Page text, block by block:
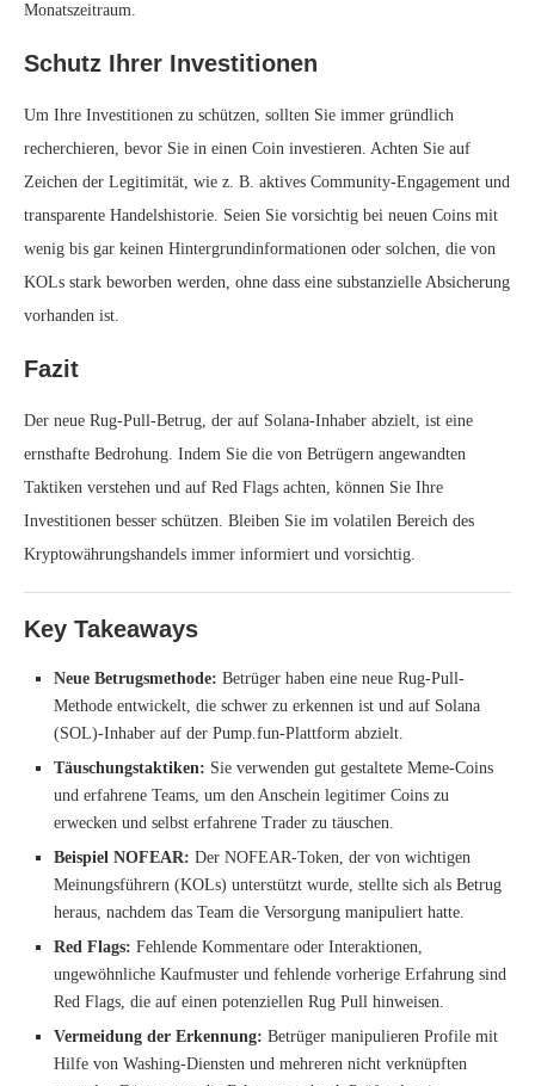
Monatszeitraum.
Schutz Ihrer Investitionen
Um Ihre Investitionen zu schützen, sollten Sie immer gründlich
recherchieren, bevor Sie in einen Coin investieren. Achten Sie auf
Zeichen der Legitimität, wie z. B. aktives Community-Engagement und
transparente Handelshistorie. Seien Sie vorsichtig bei neuen Coins mit
wenig bis gar keinen Hintergrundinformationen oder solchen, die von
KOLs stark beworben werden, ohne dass eine substanzielle Absicherung
vorhanden ist.
Fazit
Der neue Rug-Pull-Betrug, der auf Solana-Inhaber abzielt, ist eine
ernsthafte Bedrohung. Indem Sie die von Betrügern angewandten
Taktiken verstehen und auf Red Flags achten, können Sie Ihre
Investitionen besser schützen. Bleiben Sie im volatilen Bereich des
Kryptowährungshandels immer informiert und vorsichtig.
Key Takeaways
Neue Betrugsmethode: Betrüger haben eine neue Rug-Pull-
Methode entwickelt, die schwer zu erkennen ist und auf Solana
(SOL)-Inhaber auf der Pump.fun-Plattform abzielt.
Täuschungstaktiken: Sie verwenden gut gestaltete Meme-Coins
und erfahrene Teams, um den Anschein legitimer Coins zu
erwecken und selbst erfahrene Trader zu täuschen.
Beispiel NOFEAR: Der NOFEAR-Token, der von wichtigen
Meinungsführern (KOLs) unterstützt wurde, stellte sich als Betrug
heraus, nachdem das Team die Versorgung manipuliert hatte.
Red Flags: Fehlende Kommentare oder Interaktionen,
ungewöhnliche Kaufmuster und fehlende vorherige Erfahrung sind
Red Flags, die auf einen potenziellen Rug Pull hinweisen.
Vermeidung der Erkennung: Betrüger manipulieren Profile mit
Hilfe von Washing-Diensten und mehreren nicht verknüpften